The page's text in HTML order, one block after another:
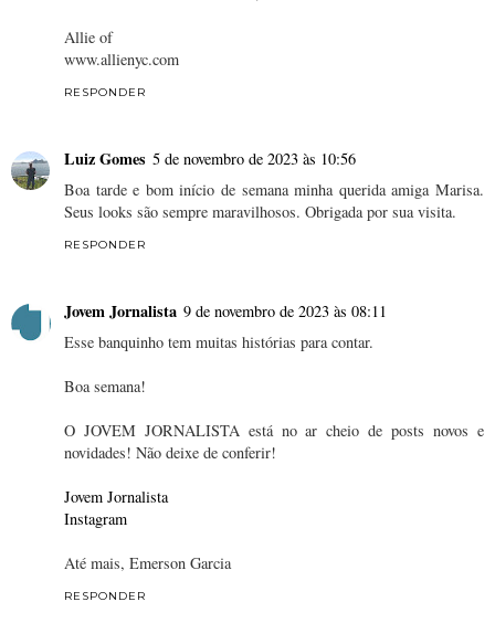
Allie of
www.allienyc.com
RESPONDER
Luiz Gomes 5 de novembro de 2023 às 10:56
Boa tarde e bom início de semana minha querida amiga Marisa.
Seus looks são sempre maravilhosos. Obrigada por sua visita.
RESPONDER
Jovem Jornalista 9 de novembro de 2023 às 08:11
Esse banquinho tem muitas histórias para contar.
Boa semana!
O JOVEM JORNALISTA está no ar cheio de posts novos e
novidades! Não deixe de conferir!
Jovem Jornalista
Instagram
Até mais, Emerson Garcia
RESPONDER